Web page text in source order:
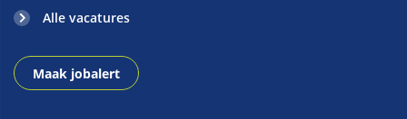
Alle vacatures
Maak jobalert